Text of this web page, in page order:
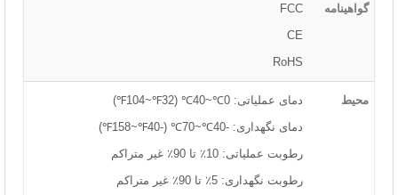
گواهینامه
FCC
CE
RoHS
محیط
دمای عملیاتی: 0℃~40℃ (32℉~104℉)
دمای نگهداری: -40℃~70℃ (-40℉~158℉)
رطوبت عملیاتی: 10٪ تا 90٪ غیر متراکم
رطوبت نگهداری: 5٪ تا 90٪ غیر متراکم